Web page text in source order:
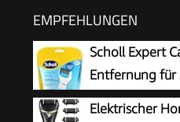
EMPFEHLUNGEN
Scholl Expert
Entfernung für
Elektrischer